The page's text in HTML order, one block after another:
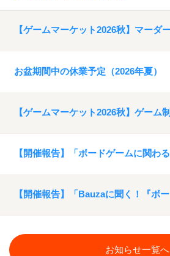
お盆期間中の休業予定（2026年夏）
お知らせ一覧へ